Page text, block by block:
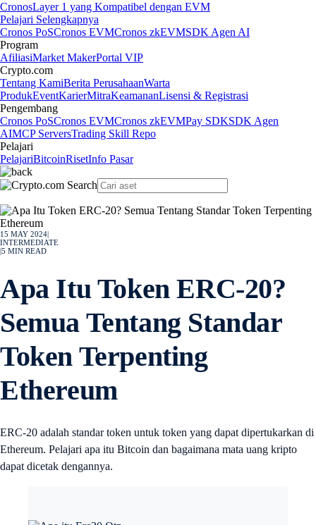
CronosLayer 1 yang Kompatibel dengan EVM
Pelajari Selengkapnya
Cronos PoSCronos EVMCronos zkEVMSDK Agen AI
Program
AfiliasiMarket MakerPortal VIP
Crypto.com
Tentang KamiBerita PerusahaanWarta
ProdukEventKarierMitraKeamananLisensi & Registrasi
Pengembang
Cronos PoSCronos EVMCronos zkEVMPay SDKSDK Agen
AIMCP ServersTrading Skill Repo
Pelajari
PelajariBitcoinRisetInfo Pasar
15 MAY 2024
INTERMEDIATE
5 MIN READ
Apa Itu Token ERC-20?
Semua Tentang Standar
Token Terpenting
Ethereum
ERC-20 adalah standar token untuk token yang dapat dipertukarkan di
Ethereum. Pelajari apa itu Bitcoin dan bagaimana mata uang kripto
dapat dicetak dengannya.